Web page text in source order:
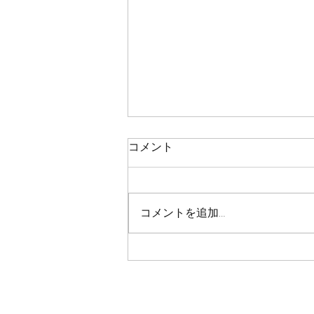
鯛ラバ
本日の釣果 マダイ ０枚 コメント
さいました！
コメント
コメントを追加…